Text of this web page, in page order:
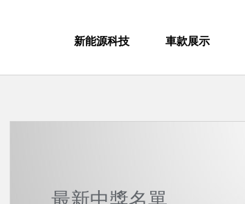
新能源科技 車款展示
最新中獎名單